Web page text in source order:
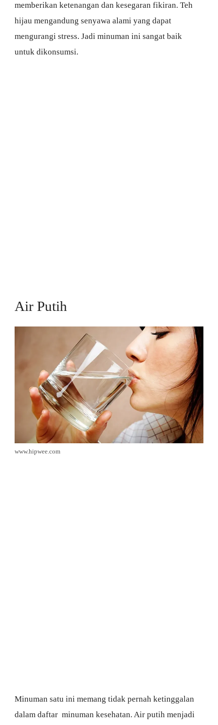
memberikan ketenangan dan kesegaran fikiran. Teh
hijau mengandung senyawa alami yang dapat
mengurangi stress. Jadi minuman ini sangat baik
untuk dikonsumsi.
Air Putih
www.hipwee.com
Minuman satu ini memang tidak pernah ketinggalan
dalam daftar minuman kesehatan. Air putih menjadi